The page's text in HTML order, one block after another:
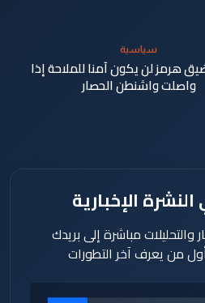
سياسية
هرمز لن يكون آمنا للملاحة إذا
واصلت واشنطن الحصار
الإخبارية
مباشرة إلى بريدك
من يعرف آخر التطورات